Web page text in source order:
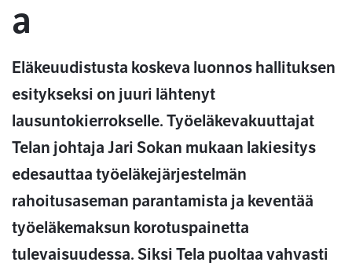
a
Eläkeuudistusta koskeva luonnos hallituksen
esitykseksi on juuri lähtenyt
lausuntokierrokselle. Työeläkevakuuttajat
Telan johtaja Jari Sokan mukaan lakiesitys
edesauttaa työeläkejärjestelmän
rahoitusaseman parantamista ja keventää
työeläkemaksun korotuspainetta
tulevaisuudessa. Siksi Tela puoltaa vahvasti